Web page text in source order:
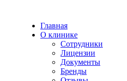
Главная
О клинике
Сотрудники
Лицензии
Документы
Бренды